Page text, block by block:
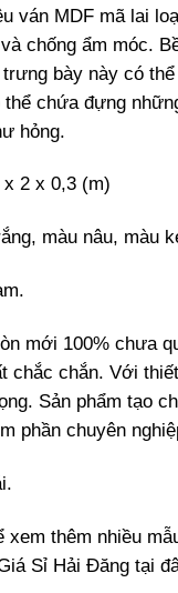
ván MDF mã lai
chống ẩm móc.
bày này có
chứa đựng
hỏng.
2 x 0,3 (m)
màu nâu, màu
mới 100% chưa
chắc chắn. Với
Sản phẩm tạo
phần chuyên
xem thêm nhiều
Sỉ Hải Đăng tại